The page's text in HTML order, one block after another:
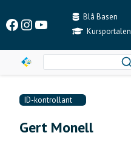
content
Facebook
Instagram
YouTubeBlå Basen
Kursportalen
ID-kontrollant
Gert Monell